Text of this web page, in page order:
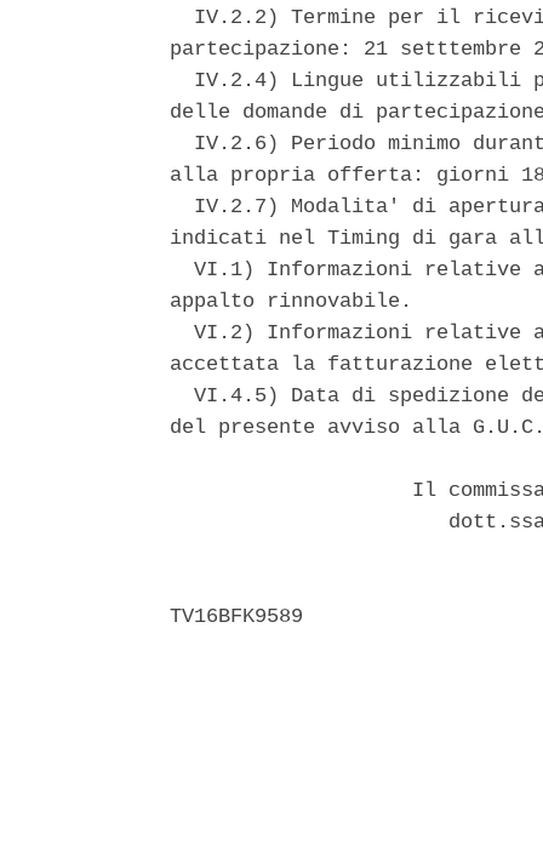
IV.2.2) Termine per il
partecipazione: 21 setttembre
IV.2.4) Lingue utilizzabili
delle domande di
IV.2.6) Periodo minimo
alla propria offerta: giorni
IV.2.7) Modalita' di
indicati nel Timing di gara
VI.1) Informazioni relative
appalto rinnovabile.
VI.2) Informazioni relative
accettata la fatturazione
VI.4.5) Data di spedizione
del presente avviso alla
Il